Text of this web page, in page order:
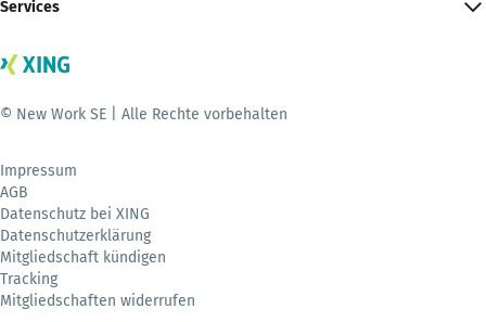
Services
© New Work SE | Alle Rechte vorbehalten
Impressum
AGB
Datenschutz bei XING
Datenschutzerklärung
Mitgliedschaft kündigen
Tracking
Mitgliedschaften widerrufen